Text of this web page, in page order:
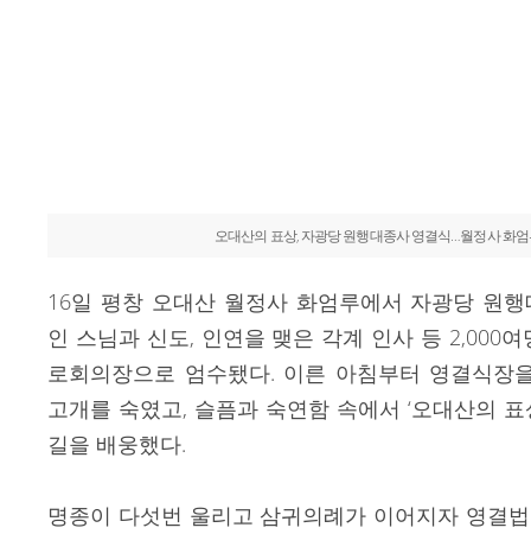
오대산의 표상, 자광당 원행대종사 영결식…월정사 화
16일 평창 오대산 월정사 화엄루에서 자광당 원
인 스님과 신도, 인연을 맺은 각계 인사 등 2,000
로회의장으로 엄수됐다. 이른 아침부터 영결식장
고개를 숙였고, 슬픔과 숙연함 속에서 ‘오대산의
길을 배웅했다.
명종이 다섯번 울리고 삼귀의례가 이어지자 영결